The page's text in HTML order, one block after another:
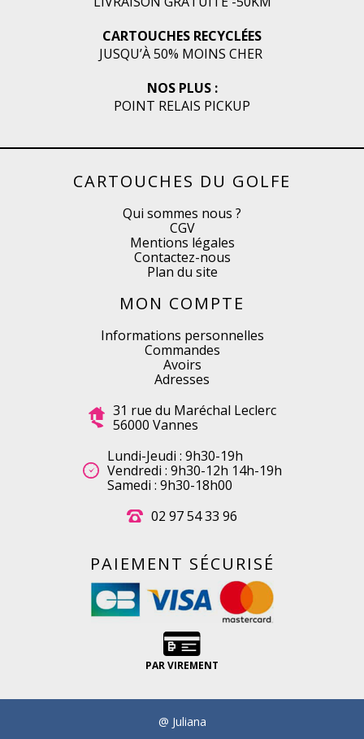
CARTOUCHES RECYCLÉES
JUSQU’À 50% MOINS CHER
NOS PLUS :
POINT RELAIS PICKUP
CARTOUCHES DU GOLFE
Qui sommes nous ?
CGV
Mentions légales
Contactez-nous
Plan du site
MON COMPTE
Informations personnelles
Commandes
Avoirs
Adresses
31 rue du Maréchal Leclerc
56000 Vannes
Lundi-Jeudi : 9h30-19h
Vendredi : 9h30-12h 14h-19h
Samedi : 9h30-18h00
02 97 54 33 96
PAIEMENT SÉCURISÉ
PAR VIREMENT
@ Juliana